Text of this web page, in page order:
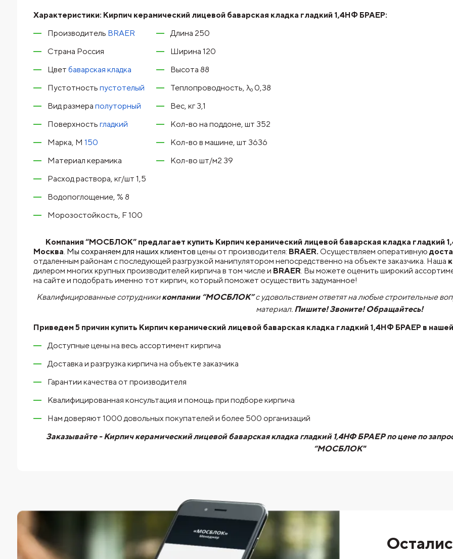
Характеристики: Кирпич керамический лицевой баварская кладка гладкий 1,4НФ БРАЕР:
Производитель BRAER
Страна Россия
Цвет баварская кладка
Пустотность пустотелый
Вид размера полуторный
Поверхность гладкий
Марка, М 150
Материал керамика
Расход раствора, кг/шт 1,5
Водопоглощение, % 8
Морозостойкость, F 100
Длина 250
Ширина 120
Высота 88
Теплопроводность, λ₀ 0,38
Вес, кг 3,1
Кол-во на поддоне, шт 352
Кол-во в машине, шт 3636
Кол-во шт/м2 39
Компания “МОСБЛОК” предлагает купить Кирпич керамический лицевой баварская кладка гладкий
Москва. Мы сохраняем для наших клиентов цены от производителя: BRAER. Осуществляем оперативную
отдаленным районам с последующей разгрузкой манипулятором непосредственно на объекте заказчика. Наша
дилером многих крупных производителей кирпича в том числе и BRAER. Вы можете оценить широкий
на сайте и подобрать именно тот кирпич, который поможет осуществить задуманное!
Квалифицированные сотрудникикомпании “МОСБЛОК”с удовольствием ответят на любые строительные
материал. Пишите! Звоните! Обращайтесь!
Приведем 5 причин купить Кирпич керамический лицевой баварская кладка гладкий 1,4НФ БРАЕР в
Доступные цены на весь ассортимент кирпича
Доставка и разгрузка кирпича на объекте заказчика
Гарантии качества от производителя
Квалифицированная консультация и помощь при подборе кирпича
Нам доверяют 1000 довольных покупателей и более 500 организаций
Заказывайте - Кирпич керамический лицевой баварская кладка гладкий 1,4НФ БРАЕР по цене по
“МОСБЛОК"